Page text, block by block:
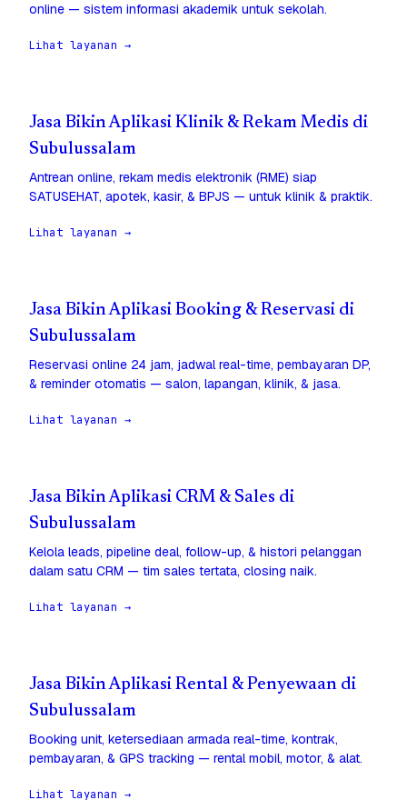
online — sistem informasi akademik untuk sekolah.
Lihat layanan →
Jasa Bikin Aplikasi Klinik & Rekam Medis di
Subulussalam
Antrean online, rekam medis elektronik (RME) siap
SATUSEHAT, apotek, kasir, & BPJS — untuk klinik & praktik.
Lihat layanan →
Jasa Bikin Aplikasi Booking & Reservasi di
Subulussalam
Reservasi online 24 jam, jadwal real-time, pembayaran DP,
& reminder otomatis — salon, lapangan, klinik, & jasa.
Lihat layanan →
Jasa Bikin Aplikasi CRM & Sales di
Subulussalam
Kelola leads, pipeline deal, follow-up, & histori pelanggan
dalam satu CRM — tim sales tertata, closing naik.
Lihat layanan →
Jasa Bikin Aplikasi Rental & Penyewaan di
Subulussalam
Booking unit, ketersediaan armada real-time, kontrak,
pembayaran, & GPS tracking — rental mobil, motor, & alat.
Lihat layanan →